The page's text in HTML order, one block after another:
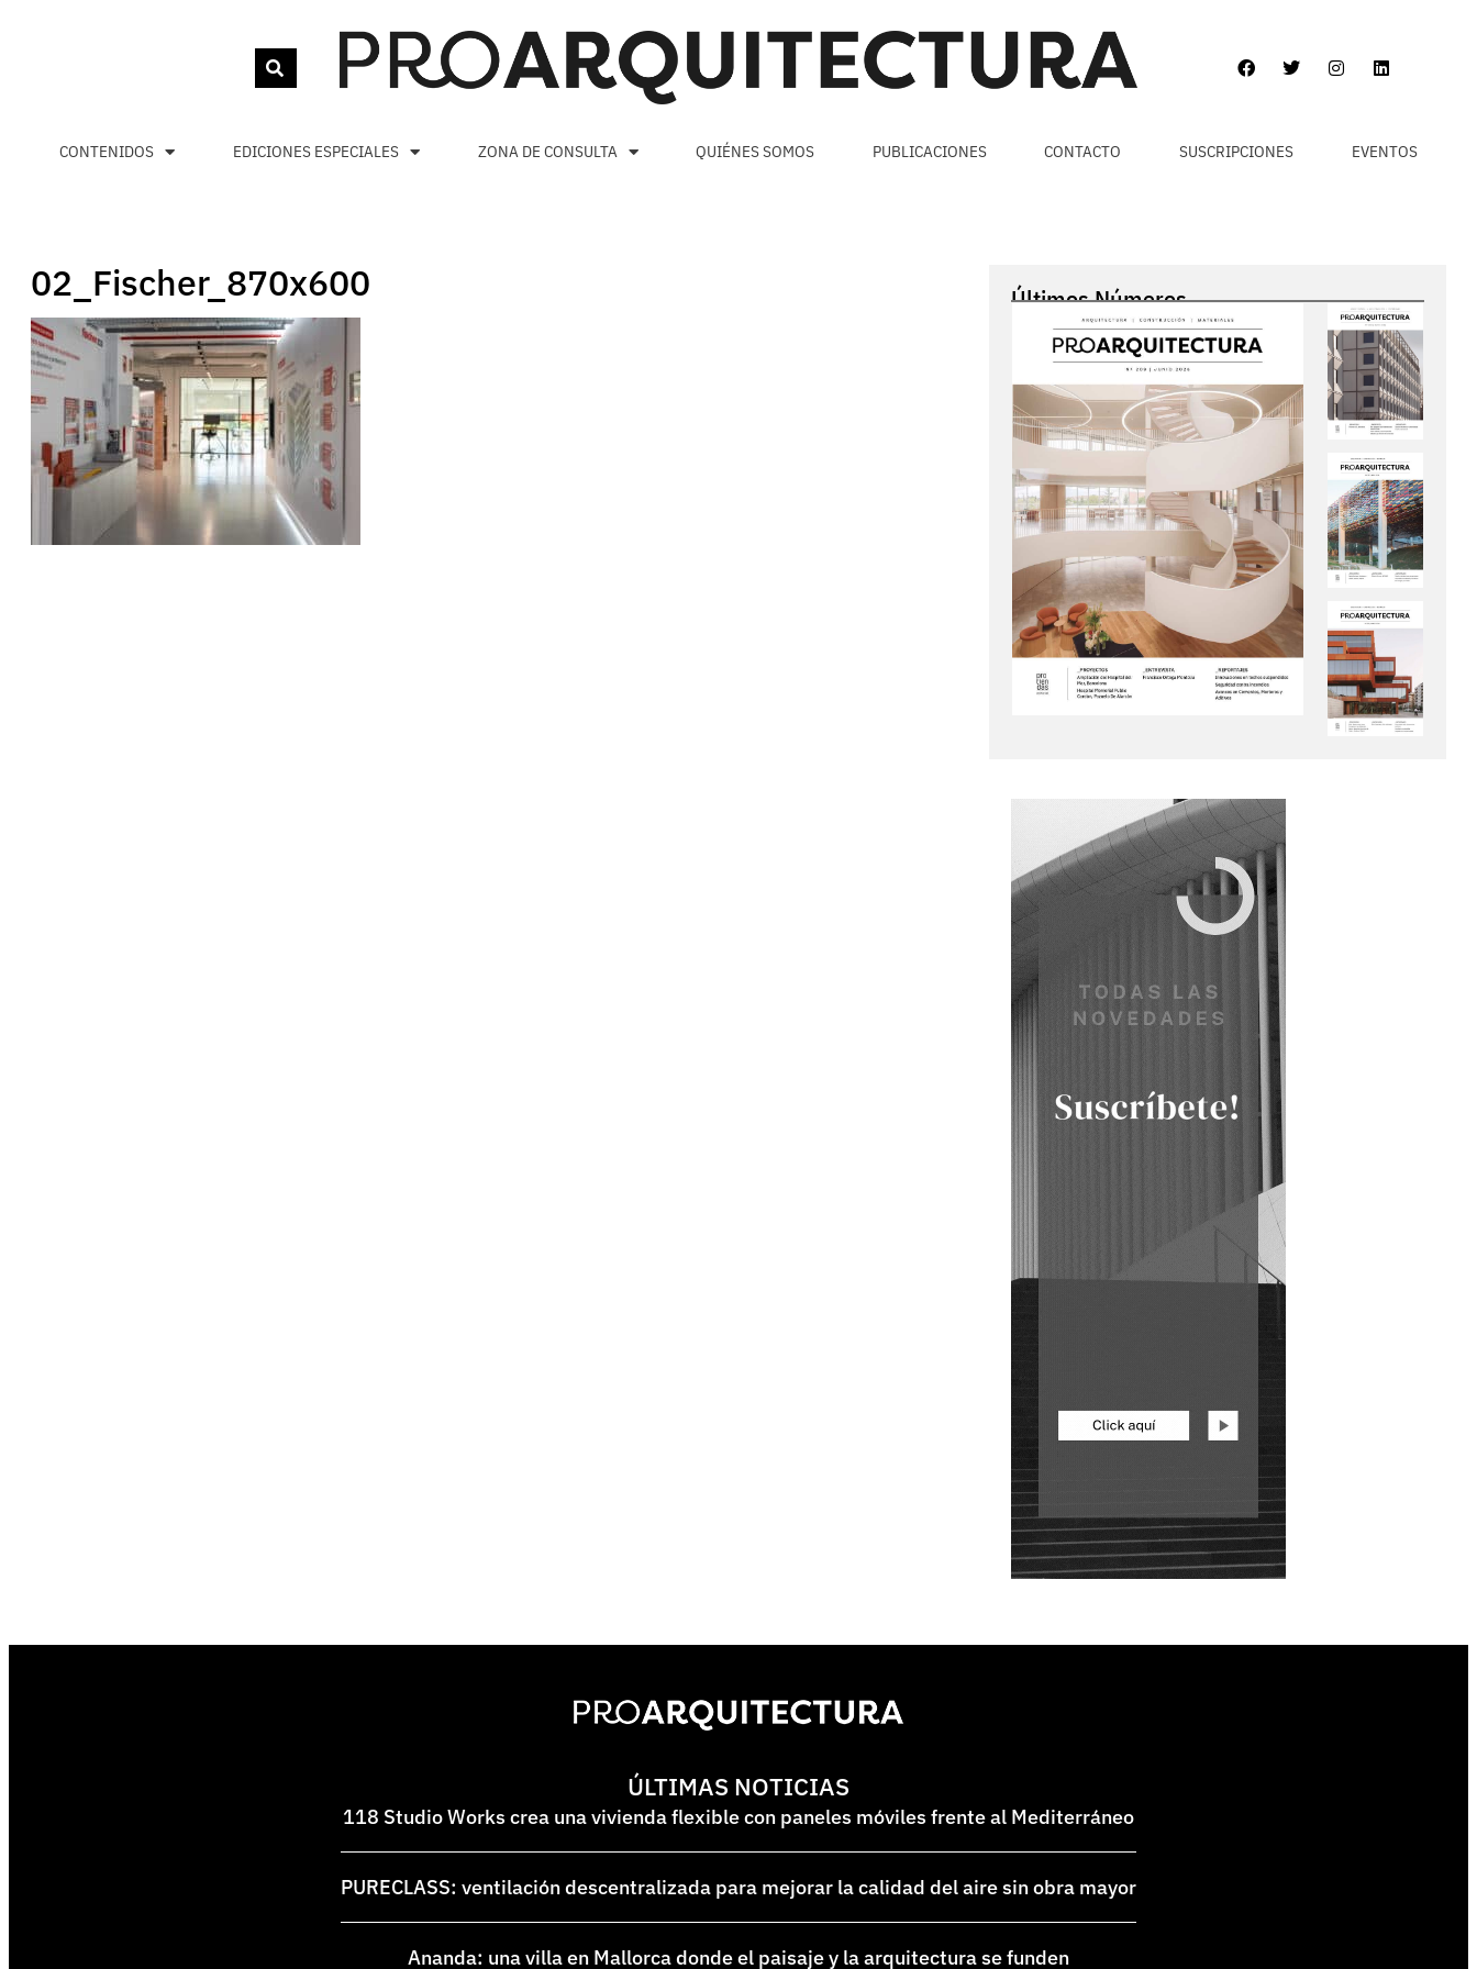
CONTENIDOS EDICIONES ESPECIALES ZONA DE CONSULTA QUIÉNES SOMOS PUBLICACIONES CONTACTO SUSCRIPCIONES EVENTOS
02_Fischer_870x600 Últimos Números
ÚLTIMAS NOTICIAS
118 Studio Works crea una vivienda flexible con paneles móviles frente al Mediterráneo
PURECLASS: ventilación descentralizada para mejorar la calidad del aire sin obra mayor
Ananda: una villa en Mallorca donde el paisaje y la arquitectura se funden